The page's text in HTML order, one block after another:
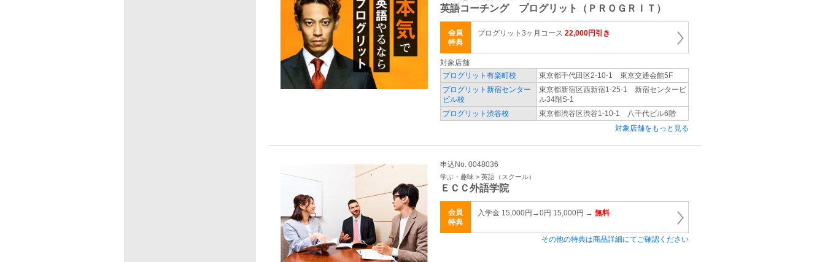
英語コーチング プログリット（ＰＲＯＧＲＩＴ）
会員
特典
プログリット3ヶ月コース 22,000円引き
対象店舗
プログリット有楽町校
東京都千代田区2-10-1 東京交通会館5F
プログリット新宿センター
ビル校
東京都新宿区西新宿1-25-1 新宿センタービ
ル34階S-1
プログリット渋谷校
東京都渋谷区渋谷1-10-1 八千代ビル6階
対象店舗をもっと見る
申込No. 0048036
学ぶ・趣味 > 英語（スクール）
ＥＣＣ外語学院
会員
特典
入学金 15,000円→0円 15,000円 → 無料
その他の特典は商品詳細にてご確認ください